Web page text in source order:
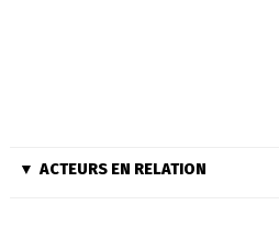
ACTEURS EN RELATION